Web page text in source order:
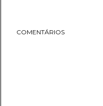
COMENTÁRIOS